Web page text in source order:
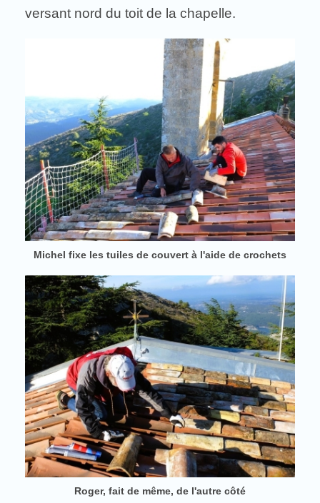
versant nord du toit de la chapelle.
Michel fixe les tuiles de couvert à l'aide de crochets
Roger, fait de même, de l'autre côté